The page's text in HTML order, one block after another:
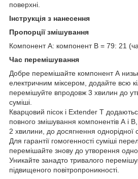
поверхні.
Інструкція з нанесення
Пропорції змішування
Компонент A: компонент B = 79: 21
Час перемішування
Добре перемішайте компонент А
електричним міксером, додайте всю
перемішуйте впродовж 3 хвилин до
суміші.
Кварцовий пісок і Extender T
повного змішування компонентів А і
2 хвилини, до досягнення однорідної
Для гарантії гомогенності суміші
перемішайте знову до утворення
Уникайте занадто тривалого
підвищеного повітропроникності.